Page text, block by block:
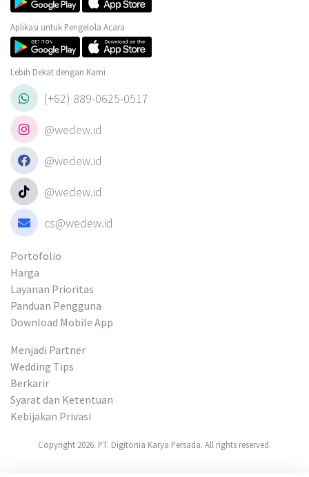
Aplikasi untuk Pengelola Acara
Lebih Dekat dengan Kami
(+62) 889-0625-0517
@wedew.id
@wedew.id
@wedew.id
cs@wedew.id
Portofolio
Harga
Layanan Prioritas
Panduan Pengguna
Download Mobile App
Menjadi Partner
Wedding Tips
Berkarir
Syarat dan Ketentuan
Kebijakan Privasi
Copyright 2026. PT. Digitonia Karya Persada. All rights reserved.